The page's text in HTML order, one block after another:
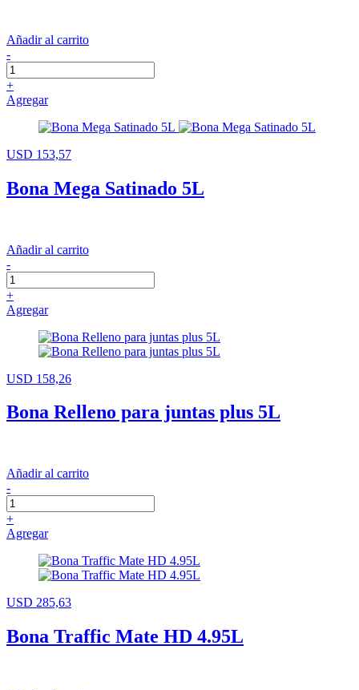
Añadir al carrito
-
+
Agregar
USD 153,57
Bona Mega Satinado 5L
Añadir al carrito
-
+
Agregar
USD 158,26
Bona Relleno para juntas plus 5L
Añadir al carrito
-
+
Agregar
USD 285,63
Bona Traffic Mate HD 4.95L